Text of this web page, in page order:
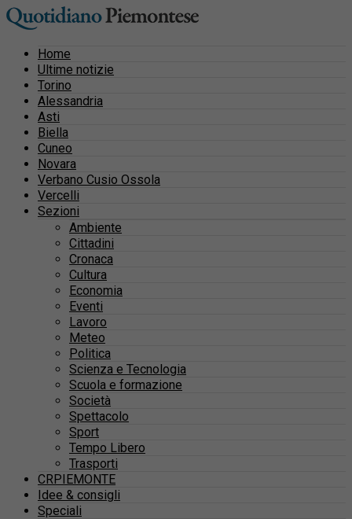
Home
Ultime notizie
Torino
Alessandria
Asti
Biella
Cuneo
Novara
Verbano Cusio Ossola
Vercelli
Sezioni
Ambiente
Cittadini
Cronaca
Cultura
Economia
Eventi
Lavoro
Meteo
Politica
Scienza e Tecnologia
Scuola e formazione
Società
Spettacolo
Sport
Tempo Libero
Trasporti
CRPIEMONTE
Idee & consigli
Speciali